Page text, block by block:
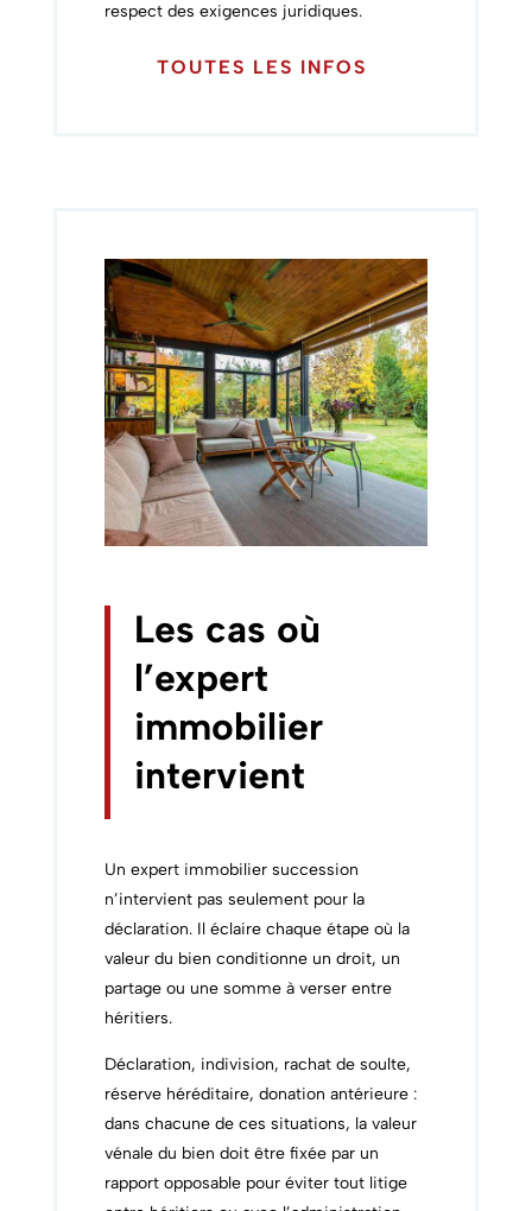
respect des exigences juridiques.
TOUTES LES INFOS
Les cas où
l’expert
immobilier
intervient
Un expert immobilier succession
n’intervient pas seulement pour la
déclaration. Il éclaire chaque étape où la
valeur du bien conditionne un droit, un
partage ou une somme à verser entre
héritiers.
Déclaration, indivision, rachat de soulte,
réserve héréditaire, donation antérieure :
dans chacune de ces situations, la valeur
vénale du bien doit être fixée par un
rapport opposable pour éviter tout litige